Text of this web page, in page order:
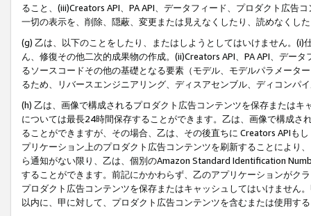
ること、(iii)Creators API、PA API、データフィード、プロダクト広告
一切の表示を、削除、隠蔽、変更または見えなくしたり、読めなくし
(g) 乙は、以下のことをしたり、またはしようとしてはいけません。
ん、修復その他二次的成果物の作成。(ii)Creators API、PA API、デー
るソースコードその他の基礎となる要素（モデル、モデルパラメータ
るため、リバースエンジニアリング、ディスアセンブル、ディコンパ
(h) 乙は、画像で構成されるプロダクト広告コンテンツを保存または
については最長24時間保存することができます。乙は、画像で構成
ることができますが、その場合、乙は、その後直ちに Creators APIも
プリケーション上のプロダクト広告コンテンツを刷新することにより
ら通知がない限り、乙は、個別のAmazon Standard Identification
することができます。前記にかかわらず、乙のアプリケーションがク
プロダクト広告コンテンツを保存またはキャッシュしてはいけません
以内に、甲に対して、プロダクト広告コンテンツを含むまたは使用す